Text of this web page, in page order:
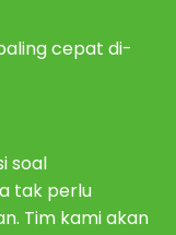
cepat di-
soal
tak perlu
Tim kami akan